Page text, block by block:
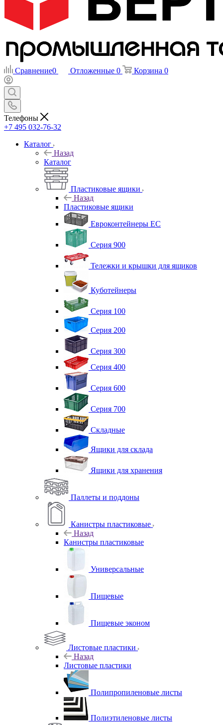
Сравнение0 Отложенные 0 Корзина 0
Телефоны
+7 495 032-76-32
Каталог
Назад
Каталог
Пластиковые ящики
Назад
Пластиковые ящики
Евроконтейнеры ЕС
Серия 900
Тележки и крышки для ящиков
Куботейнеры
Серия 100
Серия 200
Серия 300
Серия 400
Серия 600
Серия 700
Складные
Ящики для склада
Ящики для хранения
Паллеты и поддоны
Канистры пластиковые
Назад
Канистры пластиковые
Универсальные
Пищевые
Пищевые эконом
Листовые пластики
Назад
Листовые пластики
Полипропиленовые листы
Полиэтиленовые листы